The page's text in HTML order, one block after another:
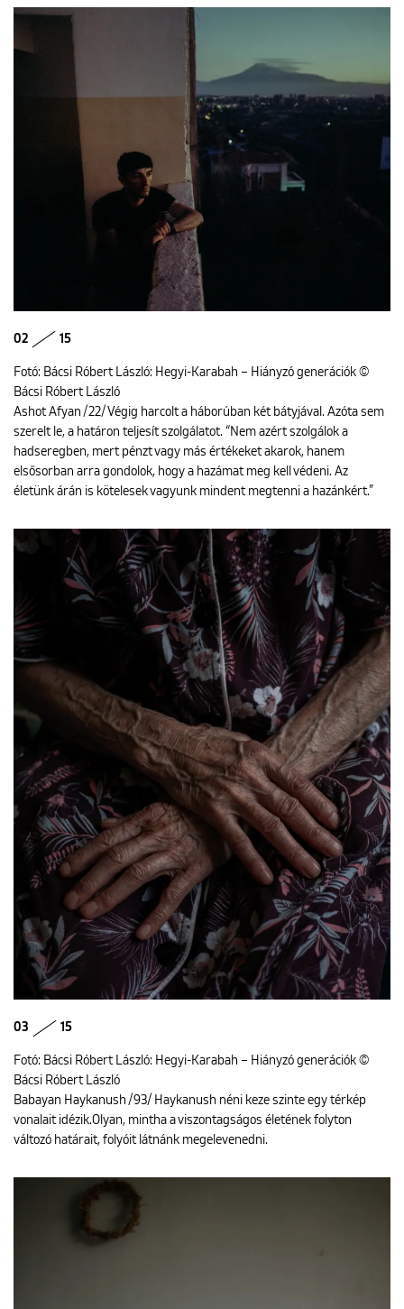
02 15
Fotó: Bácsi Róbert László: Hegyi-Karabah – Hiányzó generációk ©
Bácsi Róbert László
Ashot Afyan /22/ Végig harcolt a háborúban két bátyjával. Azóta sem
szerelt le, a határon teljesít szolgálatot. “Nem azért szolgálok a
hadseregben, mert pénzt vagy más értékeket akarok, hanem
elsősorban arra gondolok, hogy a hazámat meg kell védeni. Az
életünk árán is kötelesek vagyunk mindent megtenni a hazánkért.”
03 15
Fotó: Bácsi Róbert László: Hegyi-Karabah – Hiányzó generációk ©
Bácsi Róbert László
Babayan Haykanush /93/ Haykanush néni keze szinte egy térkép
vonalait idézik.Olyan, mintha a viszontagságos életének folyton
változó határait, folyóit látnánk megelevenedni.